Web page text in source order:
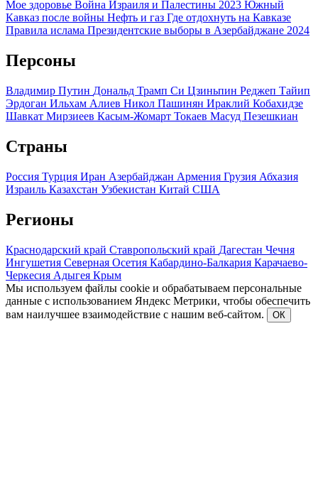
Мое здоровье Война Израиля и Палестины 2023 Южный
Кавказ после войны Нефть и газ Где отдохнуть на Кавказе
Правила ислама Президентские выборы в Азербайджане 2024
Персоны
Владимир Путин Дональд Трамп Си Цзиньпин Реджеп Тайип
Эрдоган Ильхам Алиев Никол Пашинян Ираклий Кобахидзе
Шавкат Мирзиеев Касым-Жомарт Токаев Масуд Пезешкиан
Страны
Россия Турция Иран Азербайджан Армения Грузия Абхазия
Израиль Казахстан Узбекистан Китай США
Регионы
Краснодарский край Ставропольский край Дагестан Чечня
Ингушетия Северная Осетия Кабардино-Балкария Карачаево-
Черкесия Адыгея Крым
Мы используем файлы cookie и обрабатываем персональные
данные с использованием Яндекс Метрики, чтобы обеспечить
вам наилучшее взаимодействие с нашим веб-сайтом.
ОК